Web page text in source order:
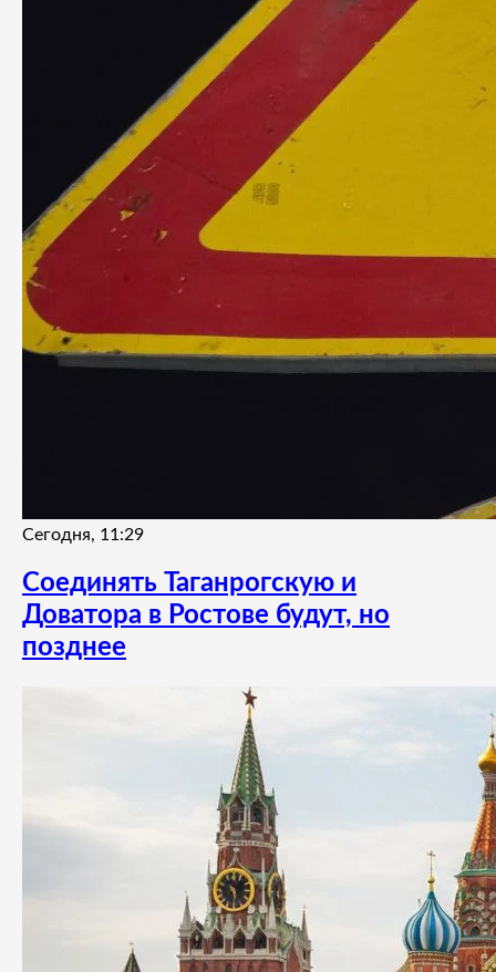
Сегодня, 11:29
Соединять Таганрогскую и
Доватора в Ростове будут, но
позднее